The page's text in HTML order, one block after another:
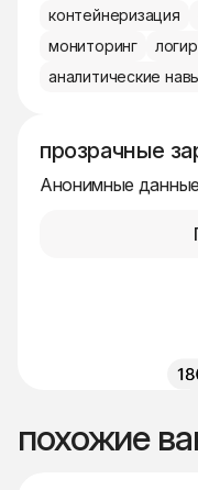
контейнеризация
мониторинг
аналитические
прозрачные
Анонимные
похожие